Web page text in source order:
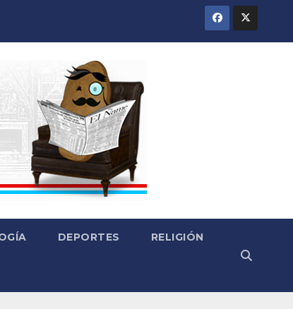
DEPORTES RELIGIÓN